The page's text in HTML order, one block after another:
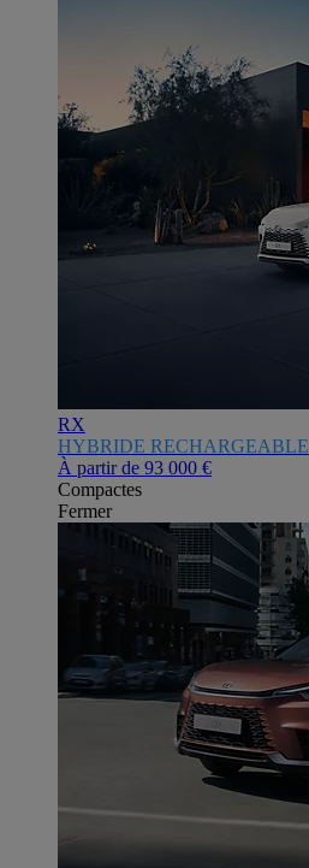
RX
HYBRIDE RECHARGEABLE
À partir de 93 000 €
Compactes
Fermer